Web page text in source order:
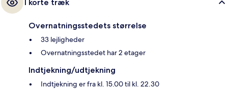
I korte træk
Overnatningsstedets størrelse
33 lejligheder
Overnatningsstedet har 2 etager
Indtjekning/udtjekning
Indtjekning er fra kl. 15.00 til kl. 22.30